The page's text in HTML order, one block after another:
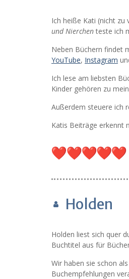
Ich heiße Kati (nicht
und Nierchenteste ich
Neben Büchern findet
YouTube, Instagram
Ich lese am liebsten
Kinder gehören zu
Außerdem steuere ich
Katis Beiträge erkennt
Holden
Holden liest sich quer
Buchtitel aus für
Wir haben sie schon
Buchempfehlungen